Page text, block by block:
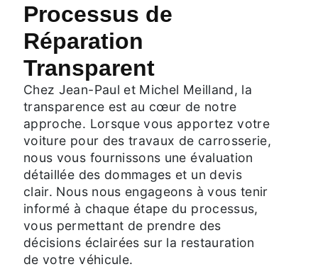
Processus de
Réparation
Transparent
Chez Jean-Paul et Michel Meilland, la
transparence est au cœur de notre
approche. Lorsque vous apportez votre
voiture pour des travaux de carrosserie,
nous vous fournissons une évaluation
détaillée des dommages et un devis
clair. Nous nous engageons à vous tenir
informé à chaque étape du processus,
vous permettant de prendre des
décisions éclairées sur la restauration
de votre véhicule.